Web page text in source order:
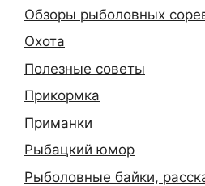
Обзоры рыболовных
Охота
Полезные советы
Прикормка
Приманки
Рыбацкий юмор
Рыболовные байки,